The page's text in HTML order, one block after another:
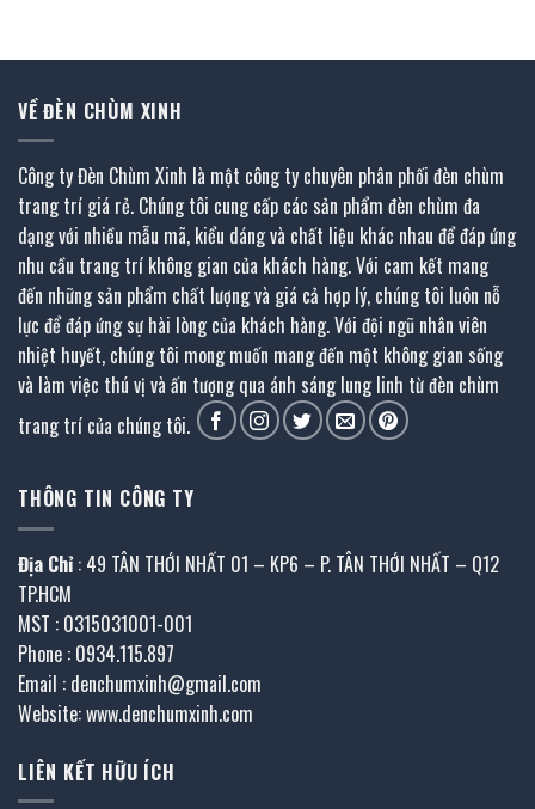
VỀ ĐÈN CHÙM XINH
Công ty Đèn Chùm Xinh là một công ty chuyên phân phối đèn chùm
trang trí giá rẻ. Chúng tôi cung cấp các sản phẩm đèn chùm đa
dạng với nhiều mẫu mã, kiểu dáng và chất liệu khác nhau để đáp ứng
nhu cầu trang trí không gian của khách hàng. Với cam kết mang
đến những sản phẩm chất lượng và giá cả hợp lý, chúng tôi luôn nỗ
lực để đáp ứng sự hài lòng của khách hàng. Với đội ngũ nhân viên
nhiệt huyết, chúng tôi mong muốn mang đến một không gian sống
và làm việc thú vị và ấn tượng qua ánh sáng lung linh từ đèn chùm
trang trí của chúng tôi.
THÔNG TIN CÔNG TY
Địa Chỉ : 49 TÂN THỚI NHẤT 01 – KP6 – P. TÂN THỚI NHẤT – Q12
TP.HCM
MST : 0315031001-001
Phone : 0934.115.897
Email : denchumxinh@gmail.com
Website: www.denchumxinh.com
LIÊN KẾT HỮU ÍCH